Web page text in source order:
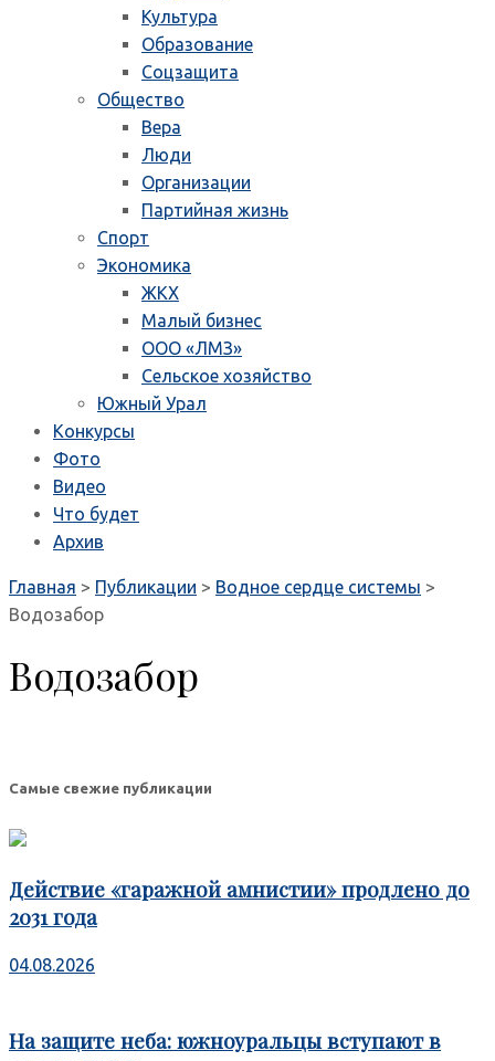
Культура
Образование
Соцзащита
Общество
Вера
Люди
Организации
Партийная жизнь
Спорт
Экономика
ЖКХ
Малый бизнес
ООО «ЛМЗ»
Сельское хозяйство
Южный Урал
Конкурсы
Фото
Видео
Что будет
Архив
Главная > Публикации > Водное сердце системы >
Водозабор
Водозабор
Самые свежие публикации
Действие «гаражной амнистии» продлено до
2031 года
04.08.2026
На защите неба: южноуральцы вступают в